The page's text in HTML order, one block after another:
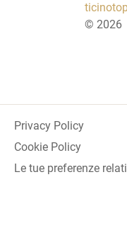
© 2026
Privacy Policy
Cookie Policy
Le tue preferenze